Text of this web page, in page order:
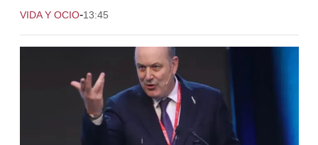
VIDA Y OCIO-13:45